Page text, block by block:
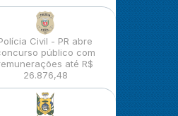
Civil - PR abre
público com
até R$
26.876,48